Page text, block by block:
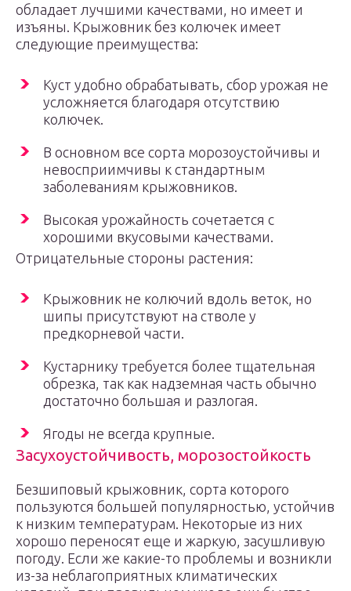
обладает лучшими качествами, но имеет и
изъяны. Крыжовник без колючек имеет
следующие преимущества:
Куст удобно обрабатывать, сбор урожая не
усложняется благодаря отсутствию
колючек.
В основном все сорта морозоустойчивы и
невосприимчивы к стандартным
заболеваниям крыжовников.
Высокая урожайность сочетается с
хорошими вкусовыми качествами.
Отрицательные стороны растения:
Крыжовник не колючий вдоль веток, но
шипы присутствуют на стволе у
предкорневой части.
Кустарнику требуется более тщательная
обрезка, так как надземная часть обычно
достаточно большая и разлогая.
Ягоды не всегда крупные.
Засухоустойчивость, морозостойкость
Безшиповый крыжовник, сорта которого
пользуются большей популярностью, устойчив
к низким температурам. Некоторые из них
хорошо переносят еще и жаркую, засушливую
погоду. Если же какие-то проблемы и возникли
из-за неблагоприятных климатических